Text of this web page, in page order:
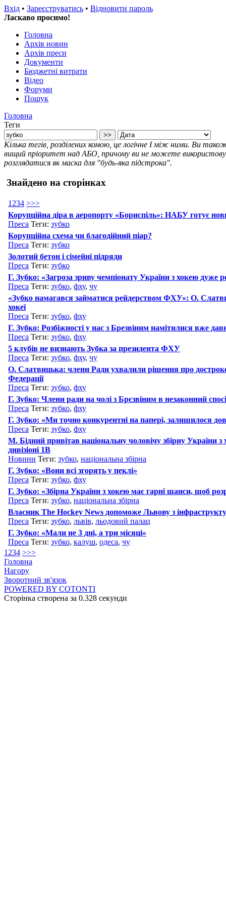
Вхід • Зареєструватись • Відновити пароль
Ласкаво просимо!
Головна
Архів новин
Архів преси
Документи
Бюджетні витрати
Відео
Форуми
Пошук
Головна
Теги
Кілька тегів, розділених комою, це логічне І між ними. Ви
вищий пріоритет над АБО, причому ви не можете
розглядатися як маска для "будь-яка підстрока".
Знайдено на сторінках
1234 >>>
Корупційна діра в аеропорту «Бориспіль»: НАБУ готує
Преса Теги: зубко
Корупційна схема чи благодійний піар?
Преса Теги: зубко
Золотий бетон і сімейні підряди
Преса Теги: зубко
Г. Зубко: «Загроза зриву чемпіонату України з хокею дуже
Преса Теги: зубко, фху, чу
«Зубко намагався займатися рейдерством ФХУ»: О.
хокеї
Преса Теги: зубко, фху
Г. Зубко: Розбіжності у нас з Брезвіним намітилися вже
Преса Теги: зубко, фху
5 клубів не визнають Зубка за президента ФХУ
Преса Теги: зубко, фху, чу
О. Слатвицька: члени Ради ухвалили рішення про
Федерації
Преса Теги: зубко, фху
Г. Зубко: Члени ради на чолі з Брєзвіним в незаконний
Преса Теги: зубко, фху
Г. Зубко: «Ми точно конкурентні на папері, залишилося
Преса Теги: зубко, фху
М. Бідний привітав національну чоловічу збірну України з
дивізіоні 1В
Новини Теги: зубко, національна збірна
Г. Зубко: «Вони всі згорять у пеклі»
Преса Теги: зубко, фху
Г. Зубко: «Збірна України з хокею має гарні шанси, щоб
Преса Теги: зубко, національна збірна
Власник The Hockey News допоможе Львову з
Преса Теги: зубко, львів, льодовий палац
Г. Зубко: «Мали не 3 дні, а три місяці»
Преса Теги: зубко, калуш, одеса, чу
1234 >>>
Головна
Нагору
Зворотний зв'язок
POWERED BY COTONTI
Сторінка створена за 0.328 секунди